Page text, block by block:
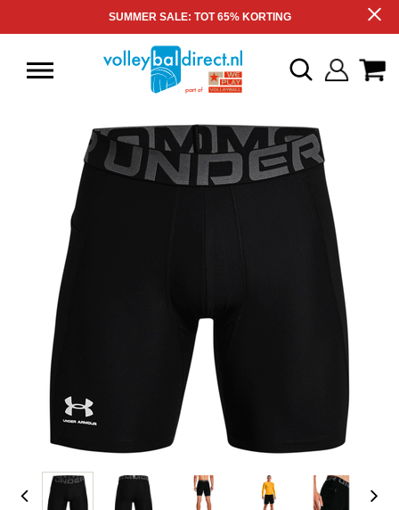
SUMMER SALE: TOT 65% KORTING